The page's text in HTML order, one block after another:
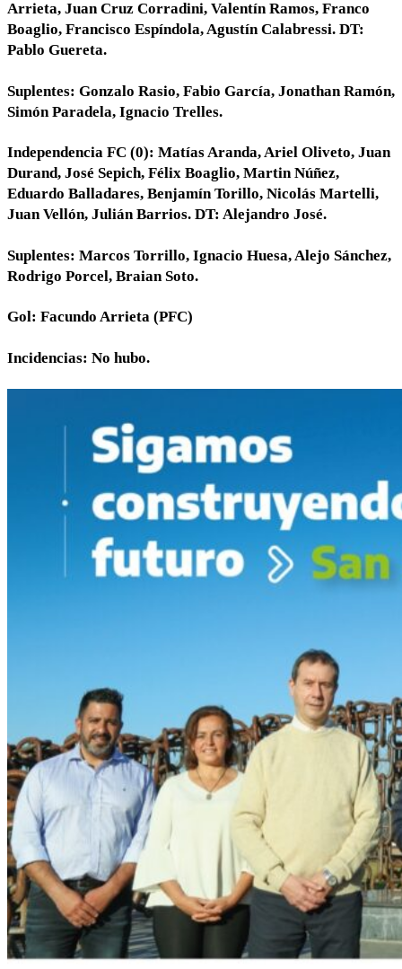
Arrieta, Juan Cruz Corradini, Valentín Ramos, Franco
Boaglio, Francisco Espíndola, Agustín Calabressi. DT:
Pablo Guereta.
Suplentes: Gonzalo Rasio, Fabio García, Jonathan Ramón,
Simón Paradela, Ignacio Trelles.
Independencia FC (0): Matías Aranda, Ariel Oliveto, Juan
Durand, José Sepich, Félix Boaglio, Martin Núñez,
Eduardo Balladares, Benjamín Torillo, Nicolás Martelli,
Juan Vellón, Julián Barrios. DT: Alejandro José.
Suplentes: Marcos Torrillo, Ignacio Huesa, Alejo Sánchez,
Rodrigo Porcel, Braian Soto.
Gol: Facundo Arrieta (PFC)
Incidencias: No hubo.